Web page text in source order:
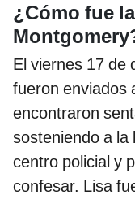
¿Cómo fue
El viernes 17 de
fueron enviados
encontraron
sosteniendo a la
centro policial y
confesar. Lisa